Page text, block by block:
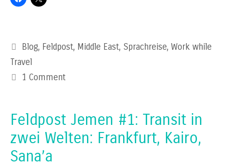
Categories
Blog, Feldpost, Middle East, Sprachreise,Work while
Travel
1 Comment
Feldpost Jemen #1: Transit in
zwei Welten: Frankfurt, Kairo,
Sana’a